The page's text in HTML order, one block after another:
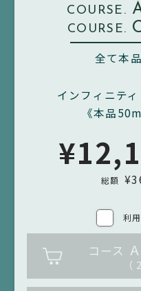
当社は、以下のいずれ
お客さまの承諾を得る
本規約の変更が、お客
（2）
本規約の変更が、契約
変更に係る事情に照ら
当社は、前項による本
規約の効力発生日前ま
COURSE.
COURSE.
全て本
インフィニテ
《本品
総額
利
コース A
（